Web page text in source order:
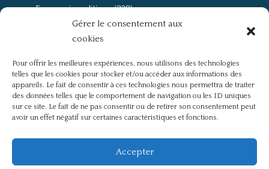
Gérer le consentement aux
cookies
Pour offrir les meilleures expériences, nous utilisons des technologies
telles que les cookies pour stocker et/ou accéder aux informations des
appareils. Le fait de consentir à ces technologies nous permettra de traiter
des données telles que le comportement de navigation ou les ID uniques
sur ce site. Le fait de ne pas consentir ou de retirer son consentement peut
avoir un effet négatif sur certaines caractéristiques et fonctions.
Accepter
Economie politique(238)
(168)
La guerre, la Résistance et la Déportation
Non classé(42)
Partis politiques, intelligentsia, médias(750)
Présentation(4)
Références(57)